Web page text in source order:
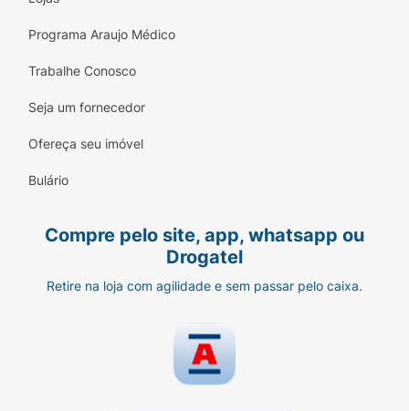
Programa Araujo Médico
Trabalhe Conosco
Seja um fornecedor
Ofereça seu imóvel
Bulário
Compre pelo site, app, whatsapp ou
Drogatel
Retire na loja com agilidade e sem passar pelo caixa.